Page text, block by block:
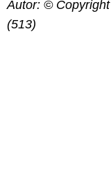
Autor: ©
(513)